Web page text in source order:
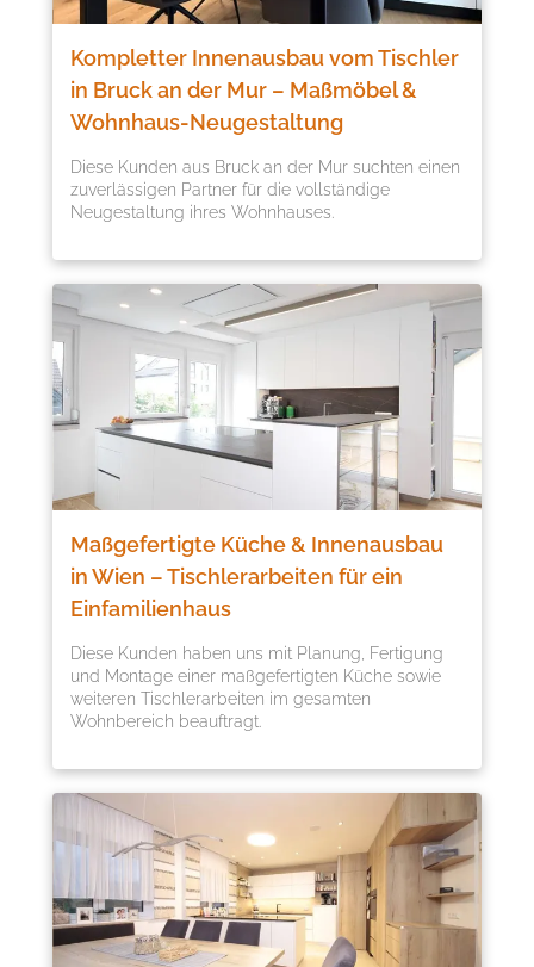
Kompletter Innenausbau vom Tischler
in Bruck an der Mur – Maßmöbel &
Wohnhaus-Neugestaltung
Diese Kunden aus Bruck an der Mur suchten einen
zuverlässigen Partner für die vollständige
Neugestaltung ihres Wohnhauses.
Maßgefertigte Küche & Innenausbau
in Wien – Tischlerarbeiten für ein
Einfamilienhaus
Diese Kunden haben uns mit Planung, Fertigung
und Montage einer maßgefertigten Küche sowie
weiteren Tischlerarbeiten im gesamten
Wohnbereich beauftragt.